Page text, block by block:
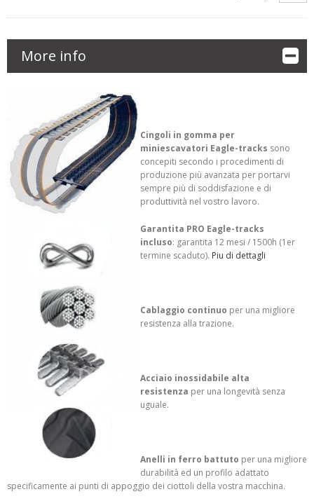
More info
Cingoli in gomma per
miniescavatori Eagle-tracks sono
concepiti secondo i procedimenti di
produzione più avanzata per portarvi
sempre più di soddisfazione e di
produttività nel vostro lavoro.
Garantita PRO Eagle-tracks
incluso: garantita 12 mesi / 1500h (1er
termine scaduto). Piu di dettagli
Cablaggio continuo per una migliore
resistenza alla trazione.
Acciaio inossidabile alta
resistenza per una longevità senza
uguale.
Anelli in ferro battuto per una migliore
durabilità ed un profilo adattato
specificamente ai punti di appoggio dei ciottoli della vostra macchina.